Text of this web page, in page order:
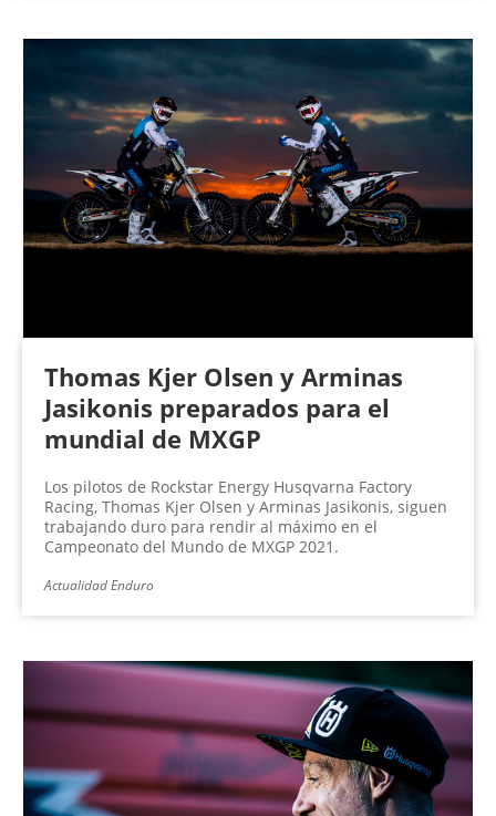
Thomas Kjer Olsen y Arminas
Jasikonis preparados para el
mundial de MXGP
Los pilotos de Rockstar Energy Husqvarna Factory
Racing, Thomas Kjer Olsen y Arminas Jasikonis, siguen
trabajando duro para rendir al máximo en el
Campeonato del Mundo de MXGP 2021.
Actualidad Enduro